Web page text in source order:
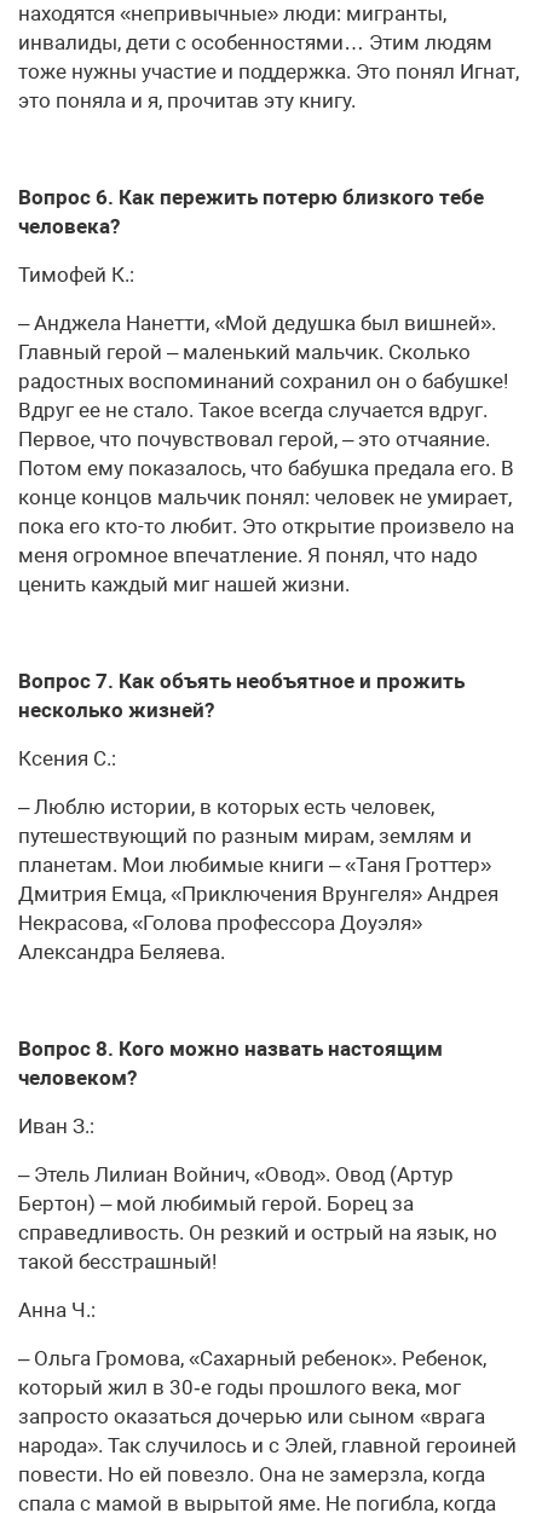
находятся «непривычные» люди: мигранты,
инвалиды, дети с особенностями… Этим людям
тоже нужны участие и поддержка. Это понял Игнат,
это поняла и я, прочитав эту книгу.
Вопрос 6. Как пережить потерю близкого тебе
человека?
Тимофей К.:
– Анджела Нанетти, «Мой дедушка был вишней».
Главный герой – маленький мальчик. Сколько
радостных воспоминаний сохранил он о бабушке!
Вдруг ее не стало. Такое всегда случается вдруг.
Первое, что почувствовал герой, – это отчаяние.
Потом ему показалось, что бабушка предала его. В
конце концов мальчик понял: человек не умирает,
пока его кто-то любит. Это открытие произвело на
меня огромное впечатление. Я понял, что надо
ценить каждый миг нашей жизни.
Вопрос 7. Как объять необъятное и прожить
несколько жизней?
Ксения С.:
– Люблю истории, в которых есть человек,
путешествующий по разным мирам, землям и
планетам. Мои любимые книги – «Таня Гроттер»
Дмитрия Емца, «Приключения Врунгеля» Андрея
Некрасова, «Голова профессора Доуэля»
Александра Беляева.
Вопрос 8. Кого можно назвать настоящим
человеком?
Иван З.:
– Этель Лилиан Войнич, «Овод». Овод (Артур
Бертон) – мой любимый герой. Борец за
справедливость. Он резкий и острый на язык, но
такой бесстрашный!
Анна Ч.:
– Ольга Громова, «Сахарный ребенок». Ребенок,
который жил в 30‑е годы прошлого века, мог
запросто оказаться дочерью или сыном «врага
народа». Так случилось и с Элей, главной героиней
повести. Но ей повезло. Она не замерзла, когда
спала с мамой в вырытой яме. Не погибла, когда